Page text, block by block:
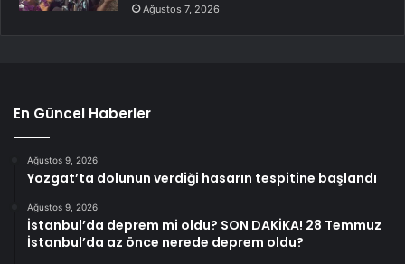
Ağustos 7, 2026
En Güncel Haberler
Ağustos 9, 2026
Yozgat’ta dolunun verdiği hasarın tespitine başlandı
Ağustos 9, 2026
İstanbul’da deprem mi oldu? SON DAKİKA! 28 Temmuz
İstanbul’da az önce nerede deprem oldu?